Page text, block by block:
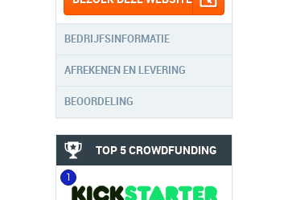
BEDRIJFSINFORMATIE
AFREKENEN EN LEVERING
BEOORDELING
TOP 5 CROWDFUNDING
1